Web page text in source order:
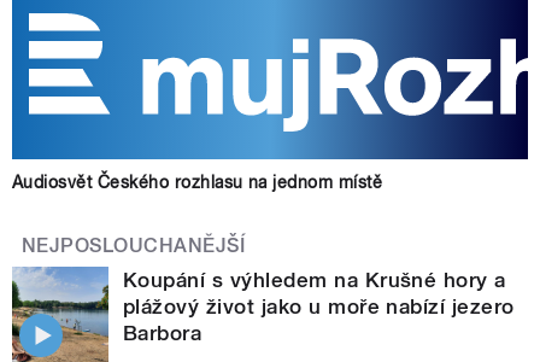
Audiosvět Českého rozhlasu na jednom místě
NEJPOSLOUCHANĚJŠÍ
Koupání s výhledem na Krušné hory a
plážový život jako u moře nabízí jezero
Barbora